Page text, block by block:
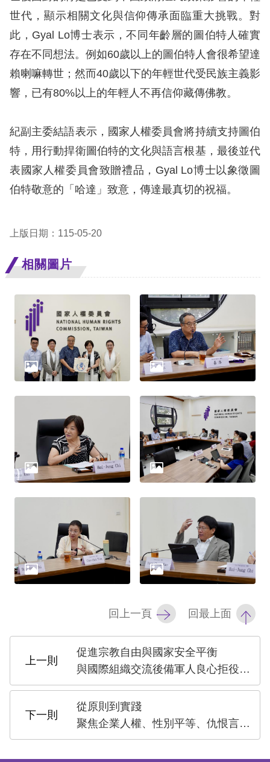
安
全
政
策
私
權
保
護
府
無
障
宣
言
世代，顯示相關文化與信仰傳承面臨重大挑戰。對
此，Gyal Lo博士表示，不同年齡層的圖伯特人確實
存在不同想法。例如60歲以上的圖伯特人會很希望達
賴喇嘛轉世；然而40歲以下的年輕世代受民族主義影
響，已有80%以上的年輕人不再信仰藏傳佛教。
紀副主委結語表示，國家人權委員會將持續支持圖伯
特，用行動捍衛圖伯特的文化與語言根基，最後並代
表國家人權委員會致贈禮品，Gyal Lo博士以象徵圖
伯特敬意的「哈達」致意，傳達最真切的祝福。
上版日期：115-05-20
相關圖片
回上一頁 回最上面
促進宗教自由與國家安全平衡
與國際組織交流後備軍人良心拒役議題
從原則到實踐
聚焦企業人權、性別平等、仇恨言論與兒少權利